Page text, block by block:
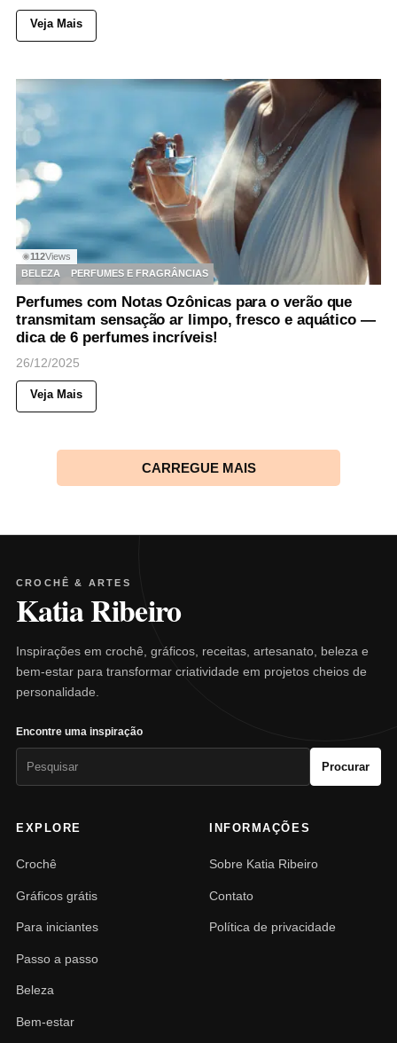
Veja Mais
◉112Views
BELEZA
PERFUMES E FRAGRÂNCIAS
Perfumes com Notas Ozônicas para o verão que
transmitam sensação ar limpo, fresco e aquático —
dica de 6 perfumes incríveis!
26/12/2025
Veja Mais
CARREGUE MAIS
CROCHÊ & ARTES
Katia Ribeiro
Inspirações em crochê, gráficos, receitas, artesanato, beleza e
bem-estar para transformar criatividade em projetos cheios de
personalidade.
Encontre uma inspiração
Procurar
EXPLORE
Crochê
Gráficos grátis
Para iniciantes
Passo a passo
Beleza
Bem-estar
INFORMAÇÕES
Sobre Katia Ribeiro
Contato
Política de privacidade